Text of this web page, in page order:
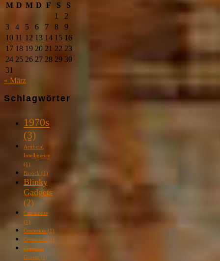
M D M D F S
S
1
2
3
4 5 6 7 8
9
10 11 12 13 14 15 16
17 18 19 20 21 22 23
24 25 26 27 28 29 30
31
« März
Schlagwörter
1970s
(3)
Artificial
Intelligence
(1)
Barock (1)
Blinky
Gadgets
(2)
Cantautore
(1)
Centurion (1)
Centurion (1)
Concerto
Grosso (1)